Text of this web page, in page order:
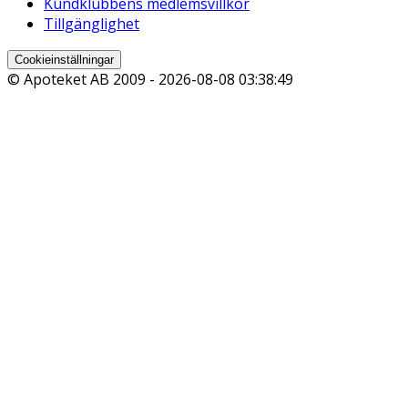
Tillgänglighet
Cookieinställningar
© Apoteket AB 2009 - 2026-08-08 03:38:49